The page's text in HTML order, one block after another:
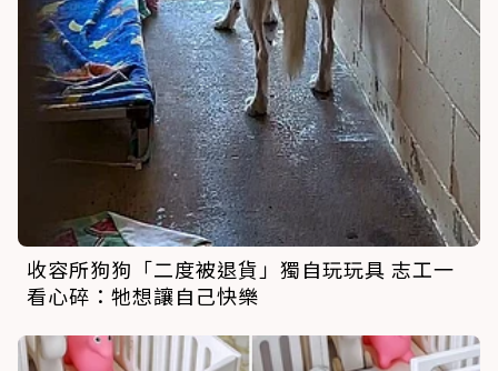
收容所狗狗「二度被退貨」獨自玩玩具 志工一
看心碎：牠想讓自己快樂